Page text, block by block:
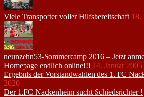
Viele Transporter voller Hilfsbereitschaft 18.
neunzehn53-Sommercamp 2016 – Jetzt
Homepage endlich online!!! 14. Januar 2005
Ergebnis der Vorstandwahlen des 1. FC
2020
Der 1.FC Nackenheim sucht Schiedsrichter !